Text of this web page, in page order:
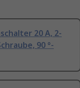
20 A, 2-
90 °-